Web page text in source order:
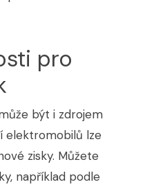
pro
být i zdrojem
elektromobilů lze
zisky. Můžete
například podle